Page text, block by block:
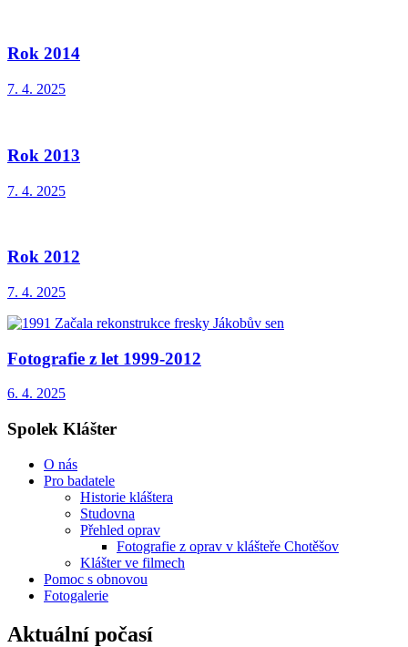
Rok 2014
7. 4. 2025
Rok 2013
7. 4. 2025
Rok 2012
7. 4. 2025
Fotografie z let 1999-2012
6. 4. 2025
Spolek Klášter
O nás
Pro badatele
Historie kláštera
Studovna
Přehled oprav
Fotografie z oprav v klášteře Chotěšov
Klášter ve filmech
Pomoc s obnovou
Fotogalerie
Aktuální počasí